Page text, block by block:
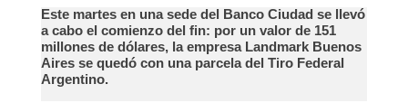
Este martes en una sede del Banco Ciudad se llevó
a cabo el comienzo del fin: por un valor de 151
millones de dólares, la empresa Landmark Buenos
Aires se quedó con una parcela del Tiro Federal
Argentino.